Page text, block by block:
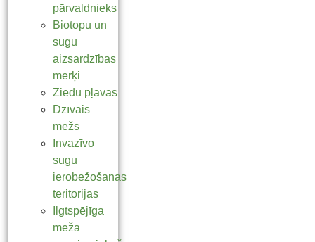
pārvaldnieks
Biotopu un
sugu
aizsardzības
mērķi
Ziedu pļavas
Dzīvais
mežs
Invazīvo
sugu
ierobežošanas
teritorijas
Ilgtspējīga
meža